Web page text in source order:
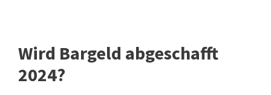
Wird Bargeld abgeschafft
2024?